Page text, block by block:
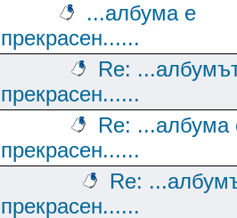
...албума е
прекрасен......
Re:
прекрасен......
Re: ...албума
прекрасен......
Re:
прекрасен......